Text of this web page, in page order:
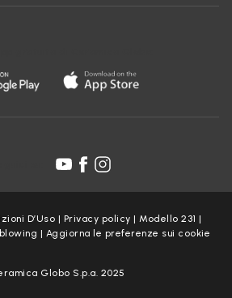
D’Uso | Privacy policy |Modello 231 |
| Aggiorna le preferenze sui cookie
Globo S.p.a. 2025